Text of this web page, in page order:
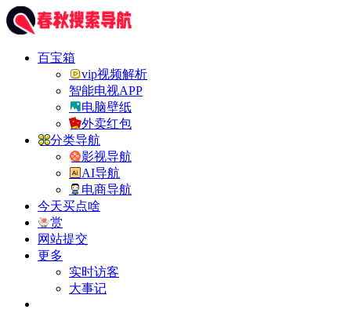
百宝箱
vip视频解析
智能电视APP
电脑壁纸
外卖红包
分类导航
影视导航
AI导航
电商导航
今天买点啥
赏
网站提交
更多
实时访客
大事记